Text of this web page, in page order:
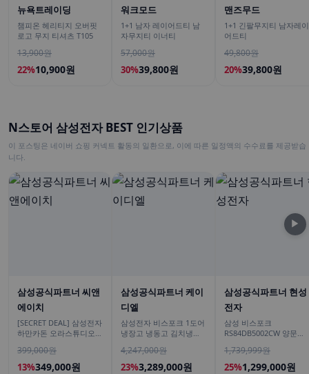
뉴욕트레이딩
챔피온 헤리티지 오버핏
로고 무지 티셔츠 T105
13,900원
22%10,900원
워크모드
1+1 남자 레이어드티 남
자무지티 이너티
57,000원
30%39,800원
맨즈무드
1+1 긴팔무지티 남자레이
어드티
49,800원
20%39,800원
N스토어 삼성전자 BEST 인기상품
이 포스팅은 네이버 쇼핑 커넥트 활동의 일환으로, 이에 따른 일정액의 수수료를 제공받습
니다.
삼성공식파트너 씨앤
에이치
[SECRET DEAL] 삼성전자
하만카돈 오라스튜디오5
프리미엄 조명
399,000원
13%349,000원
삼성공식파트너 케이
디엘
삼성전자 비스포크 1도어
냉장고 냉동고 김치냉장
1등급 AI절약
4,247,000원
23%3,289,000원
삼성공식파트너 현성
전자
삼성 비스포크
RS84DB5002CW 양문형
1,739,999원
25%1,299,000원
▶